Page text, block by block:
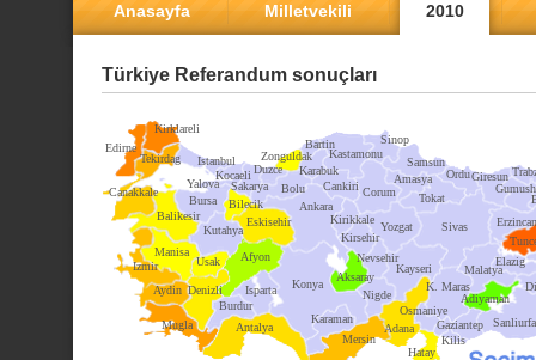
Anasayfa Milletvekili 2010
Türkiye Referandum sonuçları
Ankara
Kirklareli
Edirne
Tekirdag
Canakkale
Balikesir
Bursa
Istanbul
Kocaeli
Sakarya
Zonguldak
Bolu
Bilecik
Eskisehir
Kutahya
Manisa
Izmir
Aydin
Mugla
Denizli
Burdur
Usak Afyon
Isparta
Antalya
Konya
Mersin
Kirsehir
Cankiri
Kastamonu
Sinop
Corum
Yozgat
Nevsehir
Nigde
Adana
Hatay
K. Maras
Kayseri
Sivas
Tokat
Amasya
Samsun
OrduGiresun
Erzincan
Malatya
Gaziantep Sanliurfa
Adiyaman
Elazig
Kirikkale
Karaman
Aksaray
Kilis
Duzce Karabuk
Bartin
Osmaniye
Yalova